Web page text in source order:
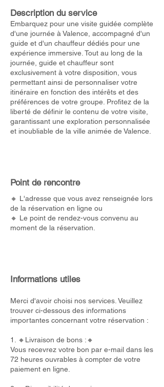
Description du service
Embarquez pour une visite guidée complète
d'une journée à Valence, accompagné d'un
guide et d'un chauffeur dédiés pour une
expérience immersive. Tout au long de la
journée, guide et chauffeur sont
exclusivement à votre disposition, vous
permettant ainsi de personnaliser votre
itinéraire en fonction des intérêts et des
préférences de votre groupe. Profitez de la
liberté de définir le contenu de votre visite,
garantissant une exploration personnalisée
et inoubliable de la ville animée de Valence.
Point de rencontre
🔸 L'adresse que vous avez renseignée lors
de la réservation en ligne ou
🔸 Le point de rendez-vous convenu au
moment de la réservation.
Informations utiles
Merci d'avoir choisi nos services. Veuillez
trouver ci-dessous des informations
importantes concernant votre réservation :
1. 🔸Livraison de bons :🔸
Vous recevrez votre bon par e-mail dans les
72 heures ouvrables à compter de votre
paiement en ligne.